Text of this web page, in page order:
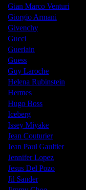
Gian Marco Venturi
Giorgio Armani
Givenchy
Gucci
Guerlain
Guess
Guy Laroche
Helena Rubinstein
Hermes
Hugo Boss
Iceberg
Issey Miyake
Jean Couturier
Jean Paul Gaultier
Jennifer Lopez
Jesus Del Pozo
Jil Sander